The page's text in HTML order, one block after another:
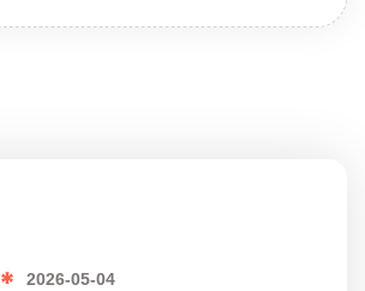
2026-05-04